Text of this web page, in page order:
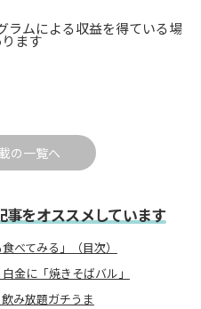
ラムによる収益を得ている場
ます
の一覧へ
をオススメしています
べてみる」（目次）
金に「焼きそばバル」
み放題ガチうま